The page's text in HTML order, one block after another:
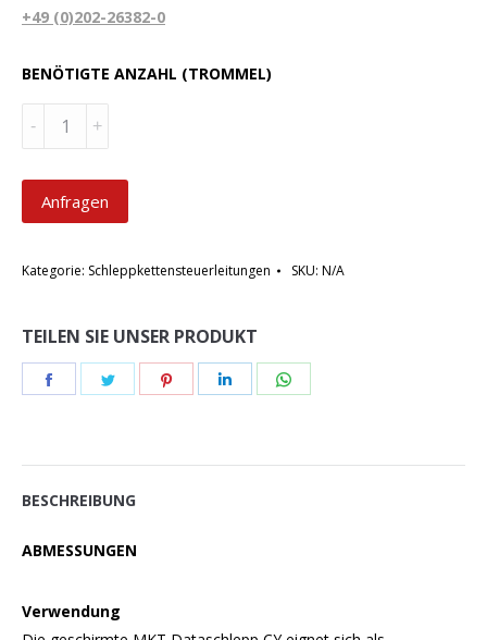
+49 (0)202-26382-0
BENÖTIGTE ANZAHL (TROMMEL)
Menge
Anfragen
Kategorie: Schleppkettensteuerleitungen SKU: N/A
TEILEN SIE UNSER PRODUKT
Teilen
Teilen
Teilen
Teilen
BESCHREIBUNG
ABMESSUNGEN
Verwendung